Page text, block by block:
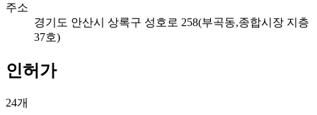
주소
경기도 안산시 상록구 성호로 258(부곡동,종합시장 지층
37호)
인허가
24개